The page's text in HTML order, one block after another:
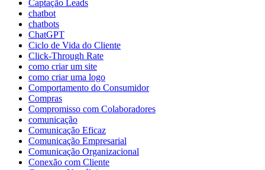
Captação Leads
chatbot
chatbots
ChatGPT
Ciclo de Vida do Cliente
Click-Through Rate
como criar um site
como criar uma logo
Comportamento do Consumidor
Compras
Compromisso com Colaboradores
comunicação
Comunicação Eficaz
Comunicação Empresarial
Comunicação Organizacional
Conexão com Cliente